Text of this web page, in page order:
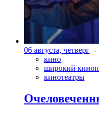
06 августа, четверг -
кино
широкий
кинотеатры